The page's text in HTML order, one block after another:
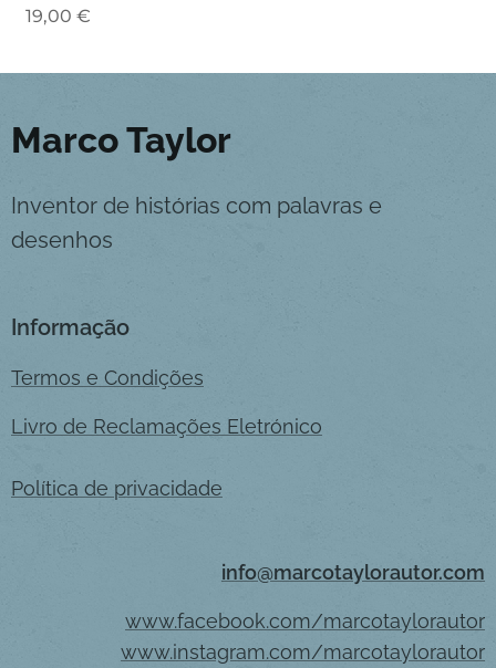
19,00 €
Marco Taylor
Inventor de histórias com palavras e
desenhos
Informação
Termos e Condições
Livro de Reclamações Eletrónico
Política de privacidade
info@marcotaylorautor.com
www.facebook.com/marcotaylorautor
www.instagram.com/marcotaylorautor